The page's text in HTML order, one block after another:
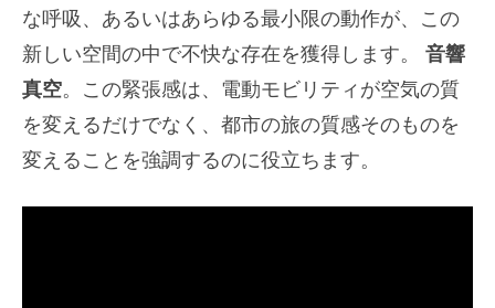
な呼吸、あるいはあらゆる最小限の動作が、この
新しい空間の中で不快な存在を獲得します。 音響
真空。この緊張感は、電動モビリティが空気の質
を変えるだけでなく、都市の旅の質感そのものを
変えることを強調するのに役立ちます。